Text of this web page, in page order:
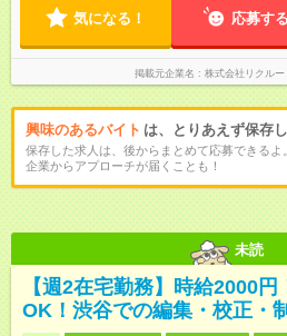
気になる！ 応募する
掲載元企業名 株式会社リクル
興味のあるバイト は、とりあえず保存
保存した求人は、後からまとめて応募できるよ。
企業からアプローチが届くことも！
未読
【週2在宅勤務】時給2000
OK！渋谷での編集・校正・